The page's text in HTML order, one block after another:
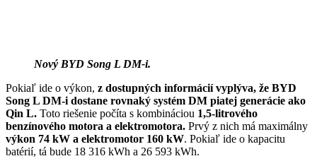
Nový BYD Song L DM-i.
Pokiaľ ide o výkon, z dostupných informácií vyplýva, že BYD
Song L DM-i dostane rovnaký systém DM piatej generácie ako
Qin L. Toto riešenie počíta s kombináciou 1,5-litrového
benzínového motora a elektromotora. Prvý z nich má maximálny
výkon 74 kW a elektromotor 160 kW. Pokiaľ ide o kapacitu
batérií, tá bude 18 316 kWh a 26 593 kWh.